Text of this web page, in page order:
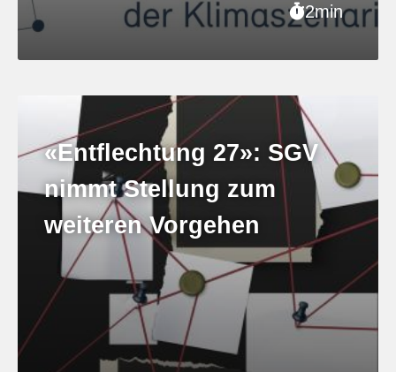
2min
«Entflechtung 27»: SGV
nimmt Stellung zum
weiteren Vorgehen